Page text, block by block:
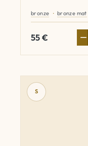
bronze bronze mat
55€ −
S